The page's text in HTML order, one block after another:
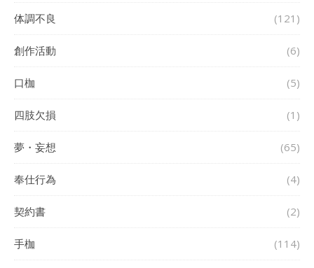
体調不良 (121)
創作活動 (6)
口枷 (5)
四肢欠損 (1)
夢・妄想 (65)
奉仕行為 (4)
契約書 (2)
手枷 (114)